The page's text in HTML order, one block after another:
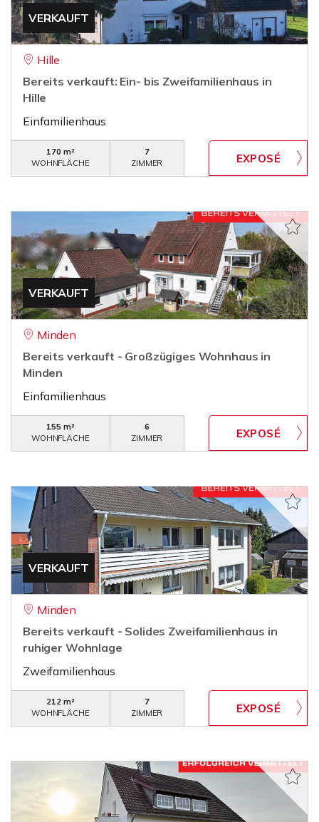
VERKAUFT
Hille
Bereits verkauft: Ein- bis Zweifamilienhaus in
Hille
Einfamilienhaus
170 m²
WOHNFLÄCHE
7
ZIMMER
VERKAUFT
Minden
Bereits verkauft - Großzügiges Wohnhaus in
Minden
Einfamilienhaus
155 m²
WOHNFLÄCHE
6
ZIMMER
VERKAUFT
Minden
Bereits verkauft - Solides Zweifamilienhaus in
ruhiger Wohnlage
Zweifamilienhaus
212 m²
WOHNFLÄCHE
7
ZIMMER